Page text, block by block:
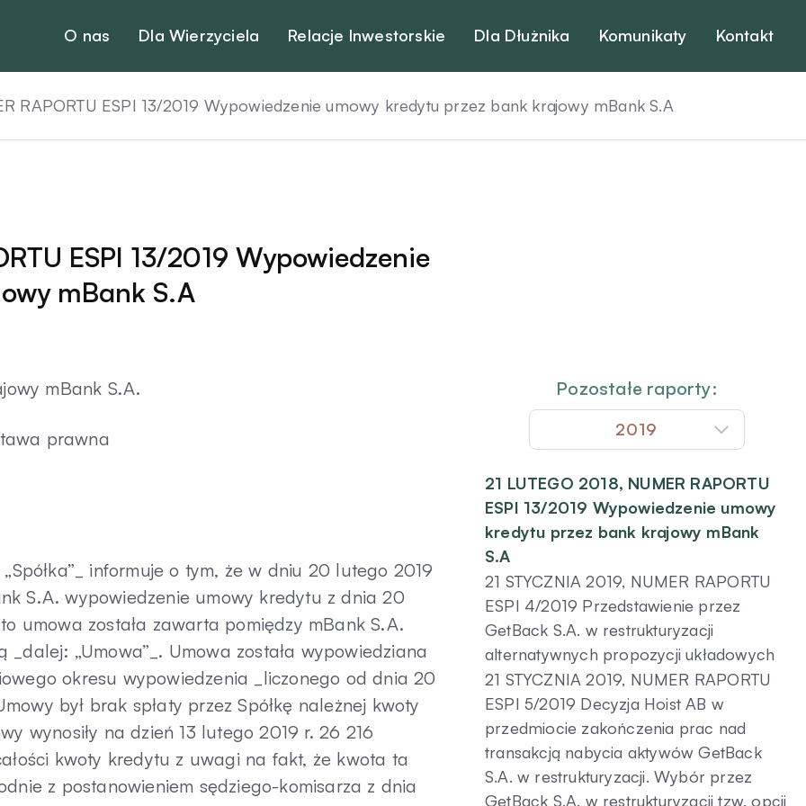
O nas Dla Wierzyciela Relacje Inwestorskie Dla Dłużnika Komunikaty Kontakt
RAPORTU ESPI 13/2019 Wypowiedzenie umowy kredytu przez bank krajowy mBank S.A
ESPI 13/2019 Wypowiedzenie
mBank S.A
mBank S.A.
prawna
informuje o tym, że w dniu 20 lutego 2019
S.A. wypowiedzenie umowy kredytu z dnia 20
umowa została zawarta pomiędzy mBank S.A.
„Umowa”_. Umowa została wypowiedziana
okresu wypowiedzenia _liczonego od dnia 20
był brak spłaty przez Spółkę należnej kwoty
wynosiły na dzień 13 lutego 2019 r. 26 216
kwoty kredytu z uwagi na fakt, że kwota ta
z postanowieniem sędziego-komisarza z dnia
Pozostałe raporty:
2019
21 LUTEGO 2018, NUMER RAPORTU
ESPI 13/2019 Wypowiedzenie umowy
kredytu przez bank krajowy mBank
S.A
21 STYCZNIA 2019, NUMER RAPORTU
ESPI 4/2019 Przedstawienie przez
GetBack S.A. w restrukturyzacji
alternatywnych propozycji układowych
21 STYCZNIA 2019, NUMER RAPORTU
ESPI 5/2019 Decyzja Hoist AB w
przedmiocie zakończenia prac nad
transakcją nabycia aktywów GetBack
S.A. w restrukturyzacji. Wybór przez
GetBack S.A. w restrukturyzacji tzw. opcji